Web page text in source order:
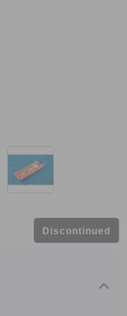
Discontinued